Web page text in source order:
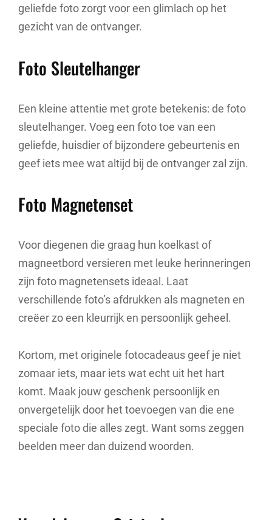
geliefde foto zorgt voor een glimlach op het
gezicht van de ontvanger.
Foto Sleutelhanger
Een kleine attentie met grote betekenis: de foto
sleutelhanger. Voeg een foto toe van een
geliefde, huisdier of bijzondere gebeurtenis en
geef iets mee wat altijd bij de ontvanger zal zijn.
Foto Magnetenset
Voor diegenen die graag hun koelkast of
magneetbord versieren met leuke herinneringen
zijn foto magnetensets ideaal. Laat
verschillende foto’s afdrukken als magneten en
creëer zo een kleurrijk en persoonlijk geheel.
Kortom, met originele fotocadeaus geef je niet
zomaar iets, maar iets wat echt uit het hart
komt. Maak jouw geschenk persoonlijk en
onvergetelijk door het toevoegen van die ene
speciale foto die alles zegt. Want soms zeggen
beelden meer dan duizend woorden.